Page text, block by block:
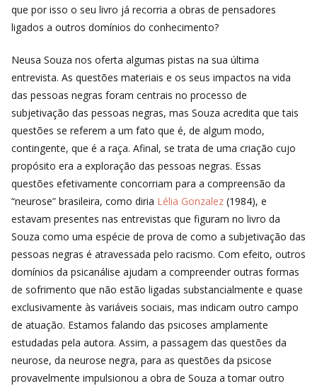
que por isso o seu livro já recorria a obras de pensadores
ligados a outros domínios do conhecimento?
Neusa Souza nos oferta algumas pistas na sua última
entrevista. As questões materiais e os seus impactos na vida
das pessoas negras foram centrais no processo de
subjetivação das pessoas negras, mas Souza acredita que tais
questões se referem a um fato que é, de algum modo,
contingente, que é a raça. Afinal, se trata de uma criação cujo
propósito era a exploração das pessoas negras. Essas
questões efetivamente concorriam para a compreensão da
“neurose” brasileira, como diria Lélia Gonzalez (1984), e
estavam presentes nas entrevistas que figuram no livro da
Souza como uma espécie de prova de como a subjetivação das
pessoas negras é atravessada pelo racismo. Com efeito, outros
domínios da psicanálise ajudam a compreender outras formas
de sofrimento que não estão ligadas substancialmente e quase
exclusivamente às variáveis sociais, mas indicam outro campo
de atuação. Estamos falando das psicoses amplamente
estudadas pela autora. Assim, a passagem das questões da
neurose, da neurose negra, para as questões da psicose
provavelmente impulsionou a obra de Souza a tomar outro